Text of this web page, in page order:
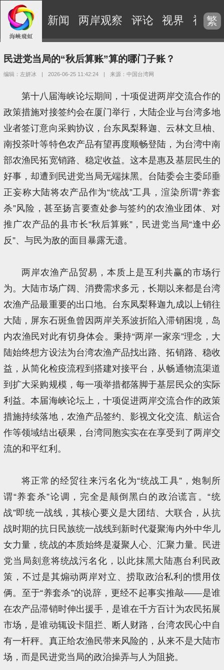
新闻 两岸观察 评论 视界 视频
繁
民进党当局的“秋后算账”算的哪门子账？
编辑：左妍冰 | 2026-06-25 11:42:24 | 来源：中国台湾网
第十八届海峡论坛期间，十项促进两岸交流合作的
政策措施对接签约会在厦门举行，大陆企业与台湾多地
业者签订意向采购协议，台东凤梨释迦、云林文旦柚、
南投茶叶等特色农产品有望再度顺畅登陆，为台湾中南
部农渔民拓宽销路、稳定收益。这本是惠及基层民生的
好事，却遭到民进党当局无端抹黑。台陆委会主委邱垂
正妄称大陆将农产品作为“统战”工具，渲染所谓“养套
杀”风险，甚至扬言要查处参与签约的农渔业团体、对
推广农产品的县市长“秋后算账”，民进党当局“逢中必
反”、与民为敌的面目暴露无遗。
两岸农渔产品贸易，本质上是互利共赢的市场行
为。大陆市场广阔、消费需求多元，长期以来都是台湾
农渔产品最重要的出口地。台东凤梨释迦九成以上销往
大陆，屏东石斑鱼曾因两岸关系波折陷入滞销困境，岛
内农渔民对此有切身体会。秉持“两岸一家亲”理念，大
陆始终想方设法为台湾农渔产品找出路、拓销路、稳收
益，从简化检疫流程到搭建对接平台，从畅通物流渠道
到扩大采购规模，每一项举措都落脚于基层民众的实际
利益。本届海峡论坛上，十项促进两岸交流合作的政策
措施持续落地，农渔产品签约、影视文化交流、航运合
作等领域结出硕果，台湾同胞实实在在享受到了两岸交
流的和平红利。
将正常的经贸往来污名化为“统战工具”，炮制所
谓“养套杀”论调，完全是颠倒黑白的政治谎言。“统
战”即统一战线，其核心要义是大团结、大联合，从抗
战时期的抗日民族统一战线到新时代凝聚海内外中华儿
女力量，统战的本质始终是凝聚人心、汇聚力量。民进
党当局刻意将统战污名化，以此抹黑大陆惠台利民政
策，不过是其煽动两岸对立、捞取政治私利的惯用伎
俩。至于“养套杀”的说辞，更经不起事实推敲——是谁
在农产品滞销时伸出援手，是谁在千方百计为农民拓展
市场，是谁动辄设卡阻拦、断人财路，台湾农民心中自
有一杆秤。真正给农渔民带来风险的，从来不是大陆市
场，而是民进党当局的政治操弄与人为阻挠。